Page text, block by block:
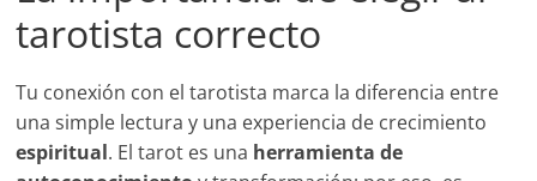
tarotista correcto
Tu conexión con el tarotista marca la diferencia entre
una simple lectura y una experiencia de crecimiento
espiritual. El tarot es una herramienta de